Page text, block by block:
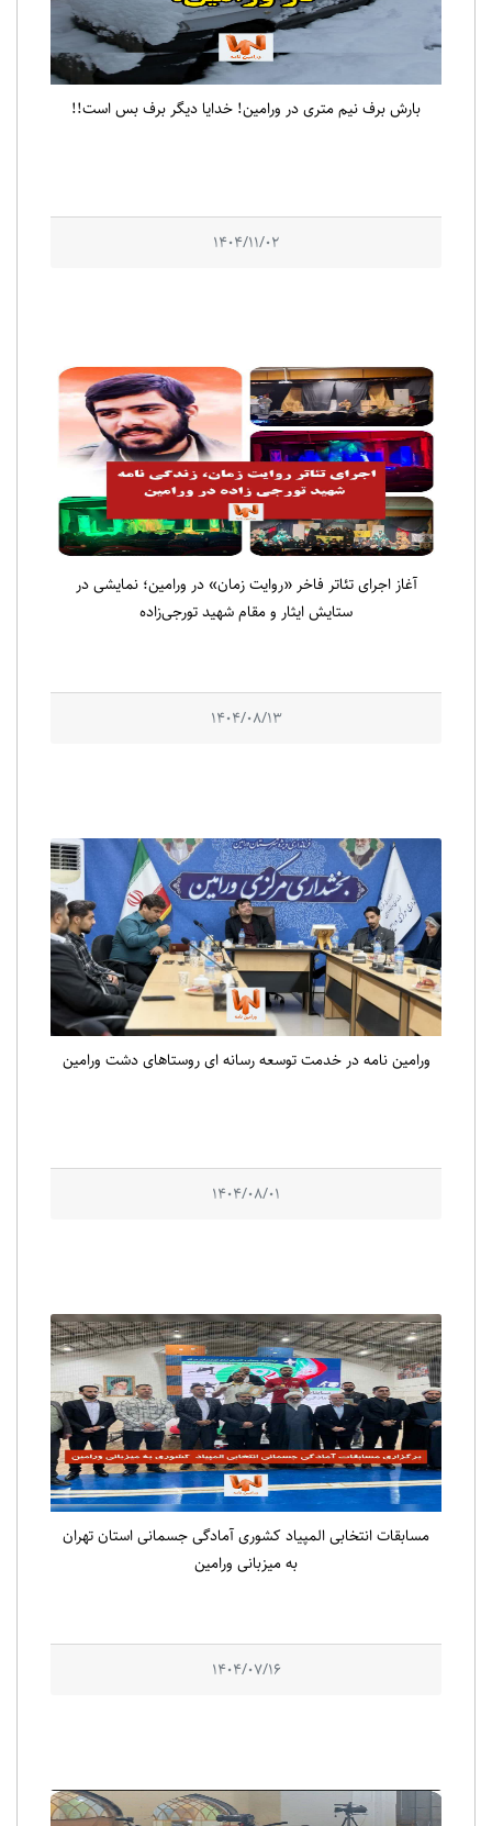
بارش برف نیم متری در ورامین! خدایا دیگر برف بس است!!
1404/11/02
آغاز اجرای تئاتر فاخر «روایت زمان» در ورامین؛ نمایشی در
ستایش ایثار و مقام شهید تورجی‌زاده
1404/08/13
ورامین نامه در خدمت توسعه رسانه ای روستاهای دشت ورامین
1404/08/01
مسابقات انتخابی المپیاد کشوری آمادگی جسمانی استان تهران
به میزبانی ورامین
1404/07/16